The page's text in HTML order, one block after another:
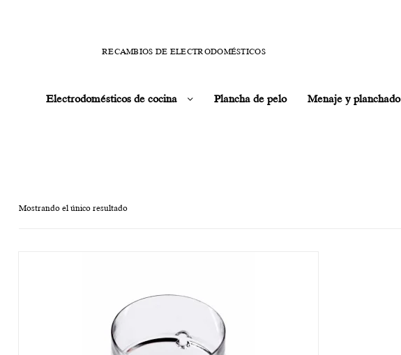
RECAMBIOS DE ELECTRODOMÉSTICOS
Electrodomésticos de cocina Plancha de pelo Menaje y planchado
Mostrando el único resultado